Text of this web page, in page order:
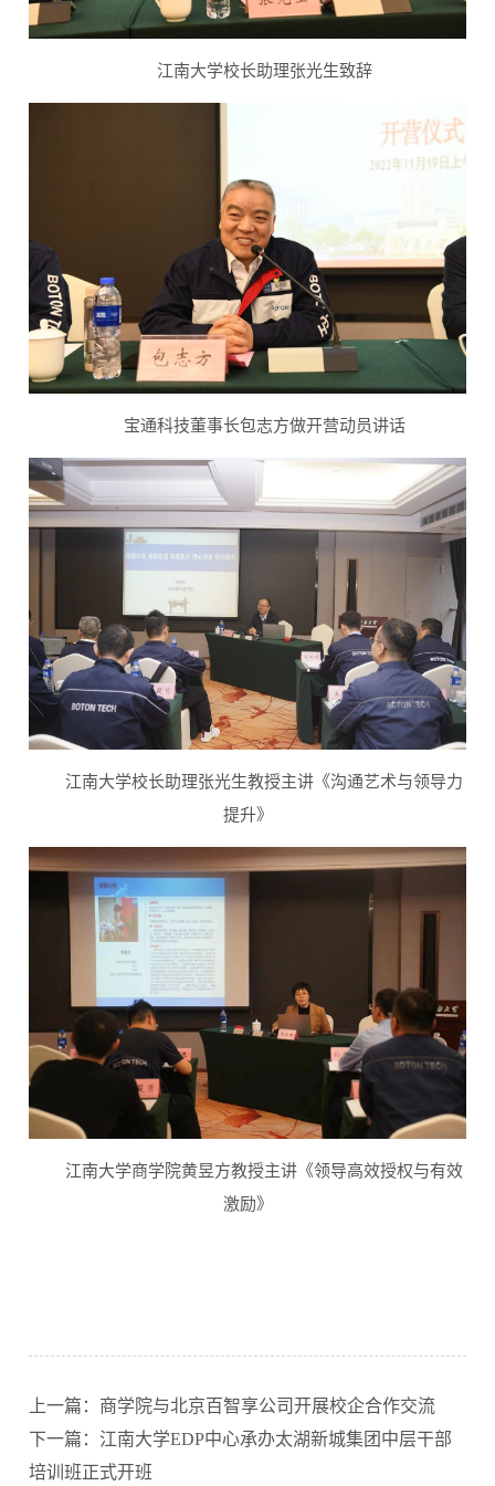
江南大学校长助理张光生致辞
宝通科技董事长包志方做开营动员讲话
江南大学校长助理张光生教授主讲《沟通艺术与领导力
提升》
江南大学商学院黄昱方教授主讲 《领导高效授权与有效
激励》
上一篇：商学院与北京百智享公司开展校企合作交流
下一篇：江南大学EDP中心承办太湖新城集团中层干部
培训班正式开班